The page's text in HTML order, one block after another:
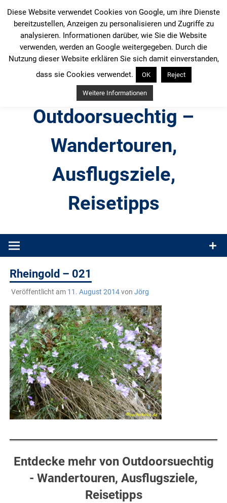
Inhalt
springen
Outdoorsuechtig –
Wandertouren,
Ausflugsziele,
Reisetipps
Produkttests und Buchrezensionen. Ein Blog für alle, die gern
Rheingold – 021
Veröffentlicht am 11. August 2014von Jörg
Entdecke mehr von Outdoorsuechtig
- Wandertouren, Ausflugsziele,
Reisetipps
Diese Website verwendet Cookies von Google, um ihre Dienste
bereitzustellen, Anzeigen zu personalisieren und Zugriffe zu
analysieren. Informationen darüber, wie Sie die Website
verwenden, werden an Google weitergegeben. Durch die
Nutzung dieser Website erklären Sie sich damit einverstanden,
dass sie Cookies verwendet.
OK Reject
Weitere Informationen